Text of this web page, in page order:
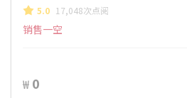
5.0 17,048次点阅
销售一空
₩ 0